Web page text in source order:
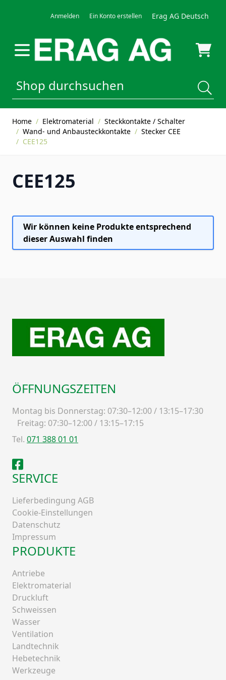
Anmelden Ein Konto erstellen Erag AG Deutsch
Home / Elektromaterial / Steckkontakte / Schalter
/ Wand- und Anbausteckkontakte / Stecker CEE
/ CEE125
CEE125
Wir können keine Produkte entsprechend
dieser Auswahl finden
ÖFFNUNGSZEITEN
Montag bis Donnerstag: 07:30–12:00 / 13:15–17:30
Freitag: 07:30–12:00 / 13:15–17:15
Tel. 071 388 01 01
Facebook
SERVICE
Lieferbedingung AGB
Cookie-Einstellungen
Datenschutz
Impressum
PRODUKTE
Antriebe
Elektromaterial
Druckluft
Schweissen
Wasser
Ventilation
Landtechnik
Hebetechnik
Werkzeuge